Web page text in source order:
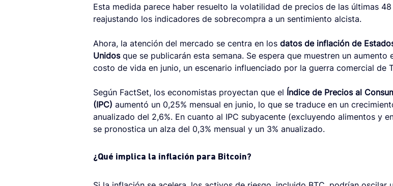
Esta medida parece haber resuelto la volatilidad de precios de las últimas 48
reajustando los indicadores de sobrecompra a un sentimiento alcista.
Ahora, la atención del mercado se centra en los datos de inflación de
Unidos que se publicarán esta semana. Se espera que muestren un aumento
costo de vida en junio, un escenario influenciado por la guerra comercial de
Según FactSet, los economistas proyectan que el Índice de Precios al
(IPC) aumentó un 0,25% mensual en junio, lo que se traduce en un
anualizado del 2,6%. En cuanto al IPC subyacente (excluyendo alimentos y
se pronostica un alza del 0,3% mensual y un 3% anualizado.
¿Qué implica la inflación para Bitcoin?